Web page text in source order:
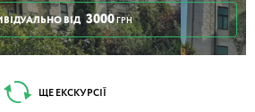
ВІД 3000 ГРН
ЩЕ ЕКСКУРСІЇ